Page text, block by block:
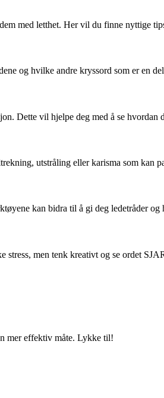
med letthet. Her vil du finne nyttige
og hvilke andre kryssord som er en
Dette vil hjelpe deg med å se hvordan
utstråling eller karisma som kan
kan bidra til å gi deg ledetråder
stress, men tenk kreativt og se ordet
mer effektiv måte. Lykke til!